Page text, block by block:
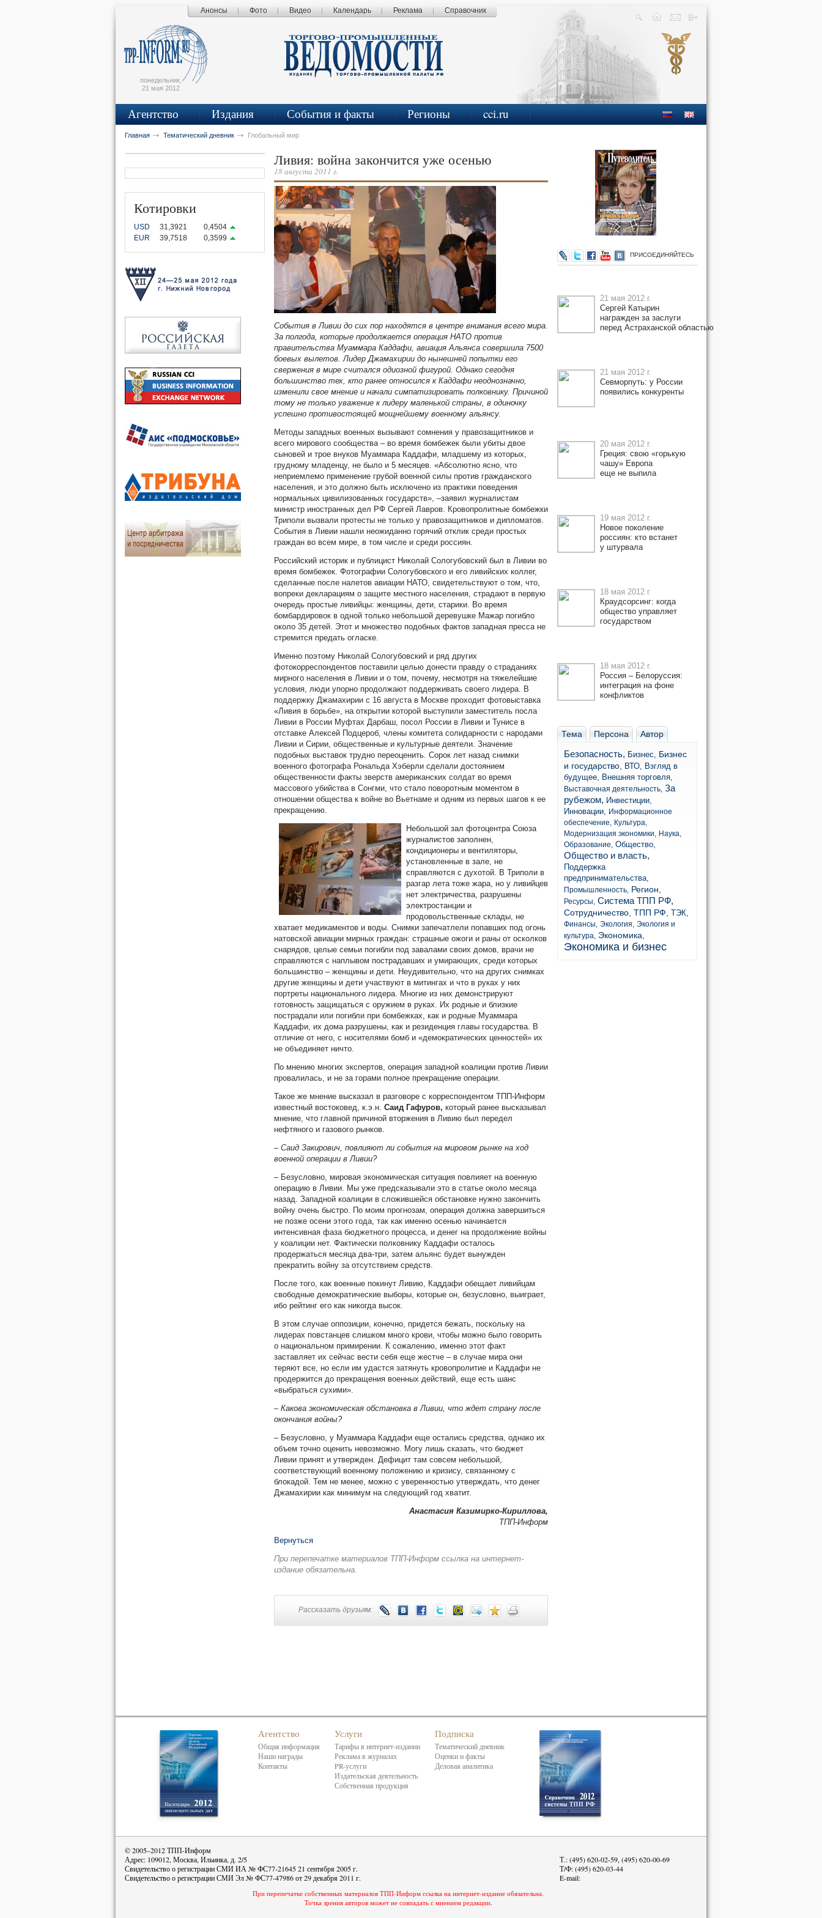
Анонсы Фото Видео Календарь Реклама Справочник
понедельник,
21 мая 2012
Агентство Издания События и факты Регионы cci.ru
Главная Тематический дневник Глобальный мир
Котировки
USD 31,3921
0,4504
EUR
39,7518 0,3599
Ливия: война закончится уже осенью
18 августа 2011 г.
События в Ливии до сих пор находятся в центре внимания всего мира.
За полгода, которые продолжается операция НАТО против
правительства Муаммара Каддафи, авиация Альянса совершила 7500
боевых вылетов. Лидер Джамахирии до нынешней попытки его
свержения в мире считался одиозной фигурой. Однако сегодня
большинство тех, кто ранее относился к Каддафи неоднозначно,
изменили свое мнение и начали симпатизировать полковнику. Причиной
тому не только уважение к лидеру маленькой страны, в одиночку
успешно противостоящей мощнейшему военному альянсу.
Методы западных военных вызывают сомнения у правозащитников и
всего мирового сообщества – во время бомбежек были убиты двое
сыновей и трое внуков Муаммара Каддафи, младшему из которых,
грудному младенцу, не было и 5 месяцев. «Абсолютно ясно, что
неприемлемо применение грубой военной силы против гражданского
населения, и это должно быть исключено из практики поведения
нормальных цивилизованных государств», –заявил журналистам
министр иностранных дел РФ Сергей Лавров. Кровопролитные бомбежки
Триполи вызвали протесты не только у правозащитников и дипломатов.
События в Ливии нашли неожиданно горячий отклик среди простых
граждан во всем мире, в том числе и среди россиян.
Российский историк и публицист Николай Сологубовский был в Ливии во
время бомбежек. Фотографии Сологубовского и его ливийских коллег,
сделанные после налетов авиации НАТО, свидетельствуют о том, что,
вопреки декларациям о защите местного населения, страдают в первую
очередь простые ливийцы: женщины, дети, старики. Во время
бомбардировок в одной только небольшой деревушке Мажар погибло
около 35 детей. Этот и множество подобных фактов западная пресса не
стремится предать огласке.
Именно поэтому Николай Сологубовский и ряд других
фотокорреспондентов поставили целью донести правду о страданиях
мирного населения в Ливии и о том, почему, несмотря на тяжелейшие
условия, люди упорно продолжают поддерживать своего лидера. В
поддержку Джамахирии с 16 августа в Москве проходит фотовыставка
«Ливия в борьбе», на открытии которой выступили заместитель посла
Ливии в России Муфтах Дарбаш, посол России в Ливии и Тунисе в
отставке Алексей Подцероб, члены комитета солидарности с народами
Ливии и Сирии, общественные и культурные деятели. Значение
подобных выставок трудно переоценить. Сорок лет назад снимки
военного фотографа Рональда Хэберли сделали достоянием
общественности факты зверств американских солдат во время
массового убийства в Сонгми, что стало поворотным моментом в
отношении общества к войне во Вьетнаме и одним из первых шагов к ее
прекращению.
Небольшой зал фотоцентра Союза
журналистов заполнен,
кондиционеры и вентиляторы,
установленные в зале, не
справляются с духотой. В Триполи в
разгар лета тоже жара, но у ливийцев
нет электричества, разрушены
электростанции и
продовольственные склады, не
хватает медикаментов и воды. Снимки запечатлели попавших под огонь
натовской авиации мирных граждан: страшные ожоги и раны от осколков
снарядов, целые семьи погибли под завалами своих домов, врачи не
справляются с наплывом пострадавших и умирающих, среди которых
большинство – женщины и дети. Неудивительно, что на других снимках
другие женщины и дети участвуют в митингах и что в руках у них
портреты национального лидера. Многие из них демонстрируют
готовность защищаться с оружием в руках. Их родные и близкие
пострадали или погибли при бомбежках, как и родные Муаммара
Каддафи, их дома разрушены, как и резиденция главы государства. В
отличие от него, с носителями бомб и «демократических ценностей» их
не объединяет ничто.
По мнению многих экспертов, операция западной коалиции против Ливии
провалилась, и не за горами полное прекращение операции.
Такое же мнение высказал в разговоре с корреспондентом ТПП-Информ
известный востоковед, к.э.н. Саид Гафуров, который ранее высказывал
мнение, что главной причиной вторжения в Ливию был передел
нефтяного и газового рынков.
– Саид Закирович, повлияют ли события на мировом рынке на ход
военной операции в Ливии?
– Безусловно, мировая экономическая ситуация повлияет на военную
операцию в Ливии. Мы уже предсказывали это в статье около месяца
назад. Западной коалиции в сложившейся обстановке нужно закончить
войну очень быстро. По моим прогнозам, операция должна завершиться
не позже осени этого года, так как именно осенью начинается
интенсивная фаза бюджетного процесса, и денег на продолжение войны
у коалиции нет. Фактически полковнику Каддафи осталось
продержаться месяца два-три, затем альянс будет вынужден
прекратить войну за отсутствием средств.
После того, как военные покинут Ливию, Каддафи обещает ливийцам
свободные демократические выборы, которые он, безусловно, выиграет,
ибо рейтинг его как никогда высок.
В этом случае оппозиции, конечно, придется бежать, поскольку на
лидерах повстанцев слишком много крови, чтобы можно было говорить
о национальном примирении. К сожалению, именно этот факт
заставляет их сейчас вести себя еще жестче – в случае мира они
теряют все, но если им удастся затянуть кровопролитие и Каддафи не
продержится до прекращения военных действий, еще есть шанс
«выбраться сухими».
– Какова экономическая обстановка в Ливии, что ждет страну после
окончания войны?
– Безусловно, у Муаммара Каддафи еще остались средства, однако их
объем точно оценить невозможно. Могу лишь сказать, что бюджет
Ливии принят и утвержден. Дефицит там совсем небольшой,
соответствующий военному положению и кризису, связанному с
блокадой. Тем не менее, можно с уверенностью утверждать, что денег
Джамахирии как минимум на следующий год хватит.
Анастасия Казимирко-Кириллова,
ТПП-Информ
Вернуться
При перепечатке материалов ТПП-Информ ссылка на интернет-
издание обязательна.
Рассказать друзьям:
ПРИСОЕДИНЯЙТЕСЬ
21 мая 2012 г.
Сергей Катырин
награжден за заслуги
перед Астраханской областью
21 мая 2012 г.
Севморпуть: у России
появились конкуренты
20 мая 2012 г.
Греция: свою «горькую
чашу» Европа
еще не выпила
19 мая 2012 г.
Новое поколение
россиян: кто встанет
у штурвала
18 мая 2012 г.
Краудсорсинг: когда
общество управляет
государством
18 мая 2012 г.
Россия – Белоруссия:
интеграция на фоне
конфликтов
Тема Персона Автор
Безопасность, Бизнес, Бизнес
и государство,
ВТО, Взгляд в
будущее, Внешняя торговля,
Выставочная деятельность, За
рубежом, Инвестиции,
Инновации, Информационное
обеспечение, Культура,
Модернизация экономики, Наука,
Образование, Общество,
Общество и власть,
Поддержка
предпринимательства,
Промышленность, Регион,
Ресурсы, Система ТПП РФ,
Сотрудничество, ТПП РФ, ТЭК,
Финансы, Экология, Экология и
культура, Экономика,
Экономика и бизнес
Агентство
Общая информация
Наши награды
Контакты
Услуги
Тарифы в интернет-издании
Реклама в журналах
PR-услуги
Издательская деятельность
Собственная продукция
Подписка
Тематический дневник
Оценки и факты
Деловая аналитика
© 2005–2012 ТПП-Информ
Адрес: 109012, Москва, Ильинка, д. 2/5
Свидетельство о регистрации СМИ ИА № ФС77-21645 21 сентября 2005 г.
Свидетельство о регистрации СМИ Эл № ФС77-47986 от 29 декабря 2011 г.
Т.: (495) 620-02-59, (495) 620-00-69
Т/Ф: (495) 620-03-44
E-mail:
При перепечатке собственных материалов ТПП-Информ ссылка на интернет-издание обязательна.
Точка зрения авторов может не совпадать с мнением редакции.